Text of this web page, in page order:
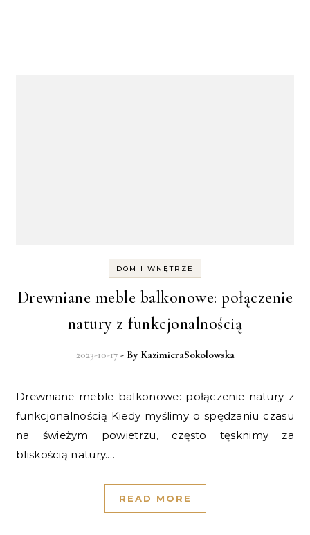
DOM I WNĘTRZE
Drewniane meble balkonowe: połączenie
natury z funkcjonalnością
2023-10-17 - By KazimieraSokolowska
Drewniane meble balkonowe: połączenie natury z
funkcjonalnością Kiedy myślimy o spędzaniu czasu
na świeżym powietrzu, często tęsknimy za
bliskością natury.…
READ MORE